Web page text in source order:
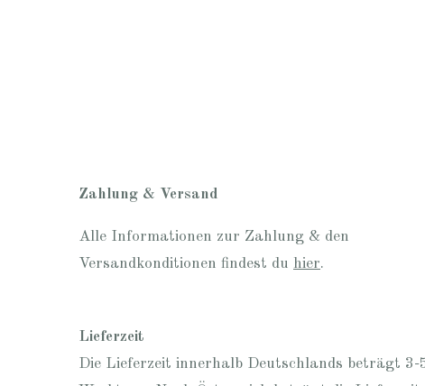
Zahlung & Versand
Alle Informationen zur Zahlung & den
Versandkonditionen findest du hier.
Lieferzeit
Die Lieferzeit innerhalb Deutschlands beträgt 3-